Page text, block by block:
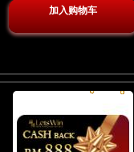
加入购物车